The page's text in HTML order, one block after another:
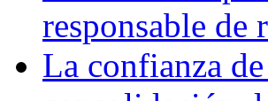
responsable de
La confianza